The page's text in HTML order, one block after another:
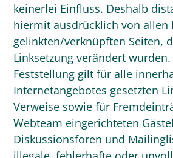
keinerlei Einfluss. Deshalb
hiermit ausdrücklich von allen
gelinkten/verknüpften Seiten,
Linksetzung verändert wurden.
Feststellung gilt für alle
Internetangebotes gesetzten
Verweise sowie für
Webteam eingerichteten
Diskussionsforen und